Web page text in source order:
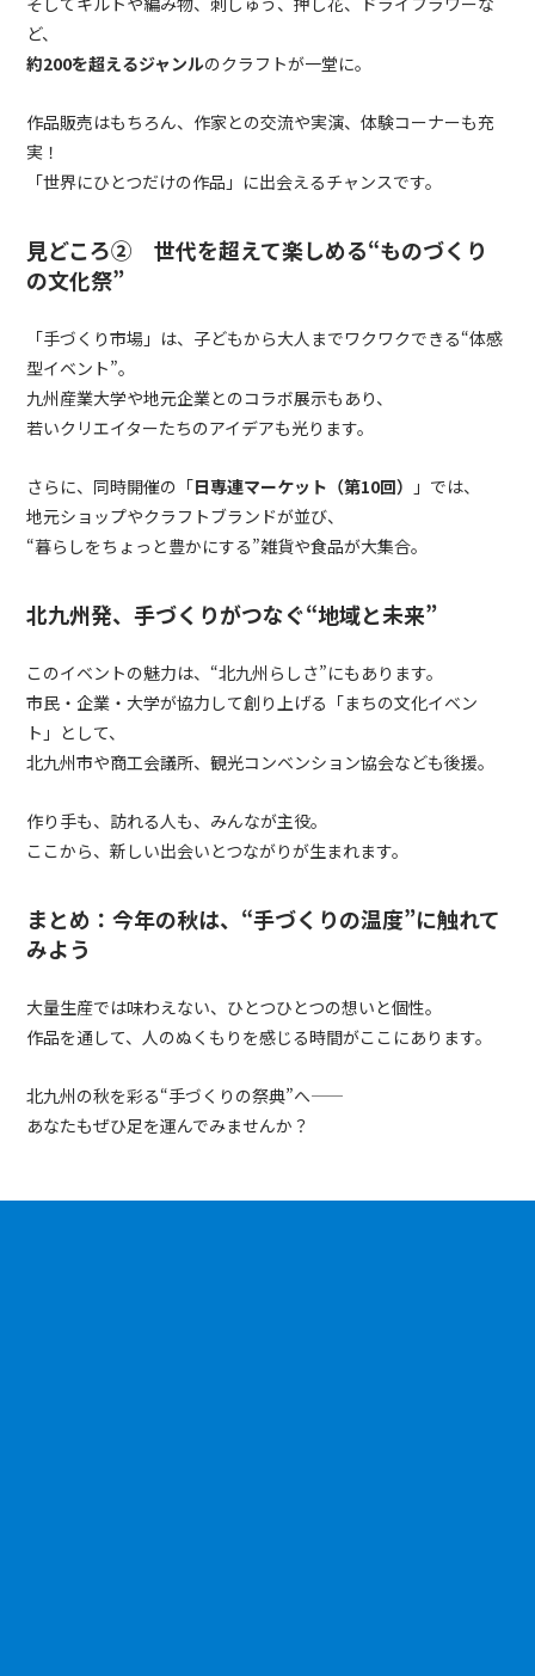
ど、
約200を超えるジャンルのクラフトが一堂に。
作品販売はもちろん、作家との交流や実演、体験コーナーも充
実！
「世界にひとつだけの作品」に出会えるチャンスです。
見どころ② 世代を超えて楽しめる“ものづくり
の文化祭”
「手づくり市場」は、子どもから大人までワクワクできる“体感
型イベント”。
九州産業大学や地元企業とのコラボ展示もあり、
若いクリエイターたちのアイデアも光ります。
さらに、同時開催の「日専連マーケット（第10回）
」では、
地元ショップやクラフトブランドが並び、
“暮らしをちょっと豊かにする”雑貨や食品が大集合。
北九州発、手づくりがつなぐ“地域と未来”
このイベントの魅力は、“北九州らしさ”にもあります。
市民・企業・大学が協力して創り上げる「まちの文化イベン
ト」として、
北九州市や商工会議所、観光コンベンション協会なども後援。
作り手も、訪れる人も、みんなが主役。
ここから、新しい出会いとつながりが生まれます。
まとめ：今年の秋は、“手づくりの温度”に触れて
みよう
大量生産では味わえない、ひとつひとつの想いと個性。
作品を通して、人のぬくもりを感じる時間がここにあります。
北九州の秋を彩る“手づくりの祭典”へ――
あなたもぜひ足を運んでみませんか？